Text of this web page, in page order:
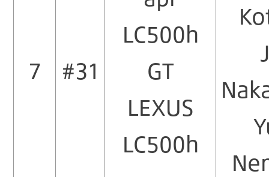
7 #31
LC500h
GT
LEXUS
LC500h